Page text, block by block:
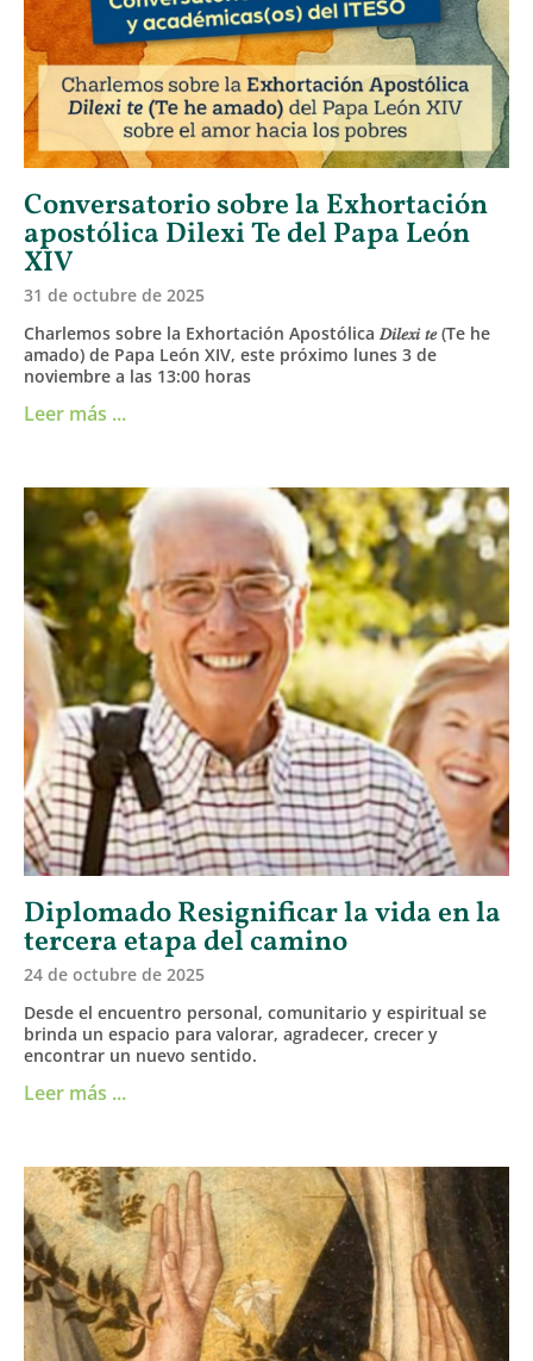
Conversatorio sobre la Exhortación
apostólica Dilexi Te del Papa León
XIV
31 de octubre de 2025
Charlemos sobre la Exhortación Apostólica 𝐷𝑖𝑙𝑒𝑥𝑖 𝑡𝑒 (Te he
amado) de Papa León XIV, este próximo lunes 3 de
noviembre a las 13:00 horas
Leer más ...
Diplomado Resignificar la vida en la
tercera etapa del camino
24 de octubre de 2025
Desde el encuentro personal, comunitario y espiritual se
brinda un espacio para valorar, agradecer, crecer y
encontrar un nuevo sentido.
Leer más ...